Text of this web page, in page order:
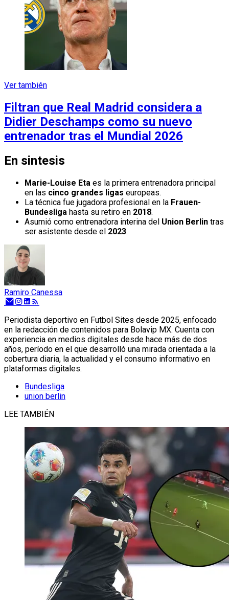
Ver también
Filtran que Real Madrid considera a
Didier Deschamps como su nuevo
entrenador tras el Mundial 2026
En sintesis
Marie-Louise Eta es la primera entrenadora principal
en las cinco grandes ligas europeas.
La técnica fue jugadora profesional en la Frauen-
Bundesliga hasta su retiro en 2018.
Asumió como entrenadora interina del Union Berlin tras
ser asistente desde el 2023.
Ramiro Canessa
Periodista deportivo en Futbol Sites desde 2025, enfocado
en la redacción de contenidos para Bolavip MX. Cuenta con
experiencia en medios digitales desde hace más de dos
años, período en el que desarrolló una mirada orientada a la
cobertura diaria, la actualidad y el consumo informativo en
plataformas digitales.
Bundesliga
union berlin
LEE TAMBIÉN